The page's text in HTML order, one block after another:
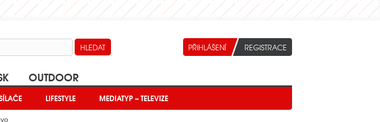
LIFESTYLE MEDIATYP – TELEVIZE
OUTDOOR